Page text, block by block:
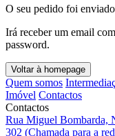
O seu pedido foi
Irá receber um email
password.
Voltar à homepage
Quem somos
Imóvel Contactos
Contactos
Rua Miguel Bombarda,
302 (Chamada para a